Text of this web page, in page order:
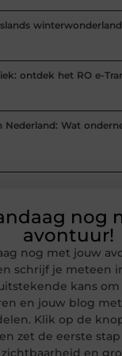
winterwonderland
ontdek het RO e-
Nederland: Wat
nog
avontuur!
nog met jouw
schrijf je meteen
kans
en jouw blog
Klik op de
zet de eerste
zichtbaarheid en